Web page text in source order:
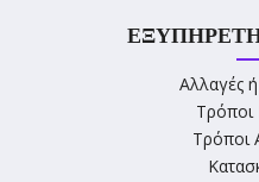
Αλλαγές
Τρόποι